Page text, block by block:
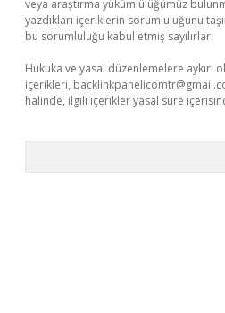
veya araştırma yükümlülüğümüz
yazdıkları içeriklerin sorumluluğunu
bu sorumluluğu kabul etmiş sayılırlar.
Hukuka ve yasal düzenlemelere aykırı
içerikleri,
halinde, ilgili içerikler yasal süre